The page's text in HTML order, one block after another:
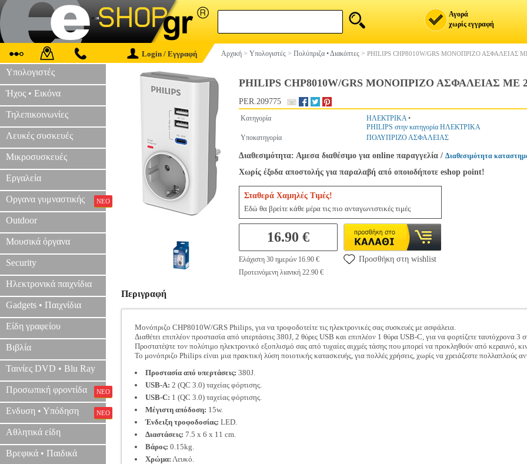
Αγορά
χωρίς εγγραφή
Login / Εγγραφή Αρχική > Υπολογιστές > Πολύπριζα • Διακόπτες > PHILIPS CHP8010W/GRS ΜΟΝΟΠΡΙΖΟ ΑΣΦΑΛΕΙΑΣ
Υπολογιστές
Ήχος • Εικόνα
Τηλεπικοινωνίες
Λευκές συσκευές
Μικροσυσκευές
Εργαλεία
Οργανα γυμναστικής ΝΕΟ
Outdoor
Μουσικά όργανα
Security
Ηλεκτρονικά παιχνίδια
Gadgets • Παιχνίδια
Είδη γραφείου
Βιβλία
Ταινίες DVD • Blu Ray
Προσωπική φροντίδα ΝΕΟ
Ενδυση • Υπόδηση ΝΕΟ
Αθλητικά είδη
Βρεφικά • Παιδικά
PHILIPS CHP8010W/GRS ΜΟΝΟΠΡΙΖΟ ΑΣΦΑΛΕΙΑΣ ΜΕ
PER.209775
Κατηγορία ΗΛΕΚΤΡΙΚΑ•
PHILIPS στην κατηγορία ΗΛΕΚΤΡΙΚΑ
Υποκατηγορία
ΠΟΛΥΠΡΙΖΟ ΑΣΦΑΛΕΙΑΣ
Διαθεσιμότητα: Αμεσα διαθέσιμο για online παραγγελία / Διαθεσιμότητα
Χωρίς έξοδα αποστολής για παραλαβή από οποιοδήποτε eshop point!
Σταθερά Χαμηλές Τιμές!
Εδώ θα βρείτε κάθε μέρα τις πιο ανταγωνιστικές τιμές
16.90 €
Ελάχιστη 30 ημερών 16.90 €
Προτεινόμενη λιανική 22.90 €
Προσθήκη στη wishlist
Περιγραφή
Moνόπριζο CHP8010W/GRS Philips, για να τροφοδοτείτε τις ηλεκτρονικές σας συσκευές με ασφάλεια.
Διαθέτει επιπλέον προστασία από υπερτάσεις 380J, 2 θύρες USB και επιπλέον 1 θύρα USB-C, για να φορτίζετε ταυτόχρονα 3
Προστατέψτε τον πολύτιμο ηλεκτρονικό εξοπλισμό σας από τυχαίες αιχμές τάσης που μπορεί να προκληθούν από κεραυνό,
Το μονόπριζο Philips είναι μια πρακτική λύση ποιοτικής κατασκευής, για πολλές χρήσεις, χωρίς να χρειάζεστε πολλαπλούς
Προστασία από υπερτάσεις: 380J.
USB-A: 2 (QC 3.0) ταχείας φόρτισης.
USB-C: 1 (QC 3.0) ταχείας φόρτισης.
Μέγιστη απόδοση: 15w.
Ένδειξη τροφοδοσίας: LED.
Διαστάσεις: 7.5 x 6 x 11 cm.
Bάρος: 0.15kg.
Χρώμα: Λευκό.